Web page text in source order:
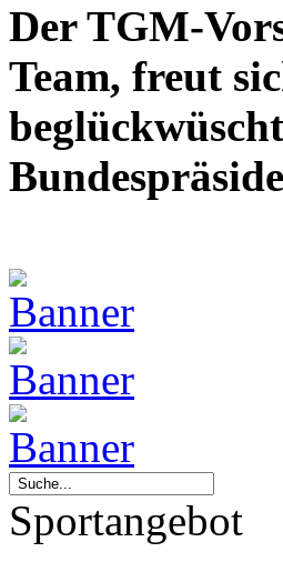
Der TGM-
Team, freut
Sportangebot